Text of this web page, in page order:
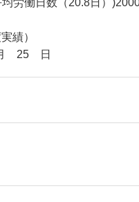
労働日数（20.8日）
績）
月 25 日